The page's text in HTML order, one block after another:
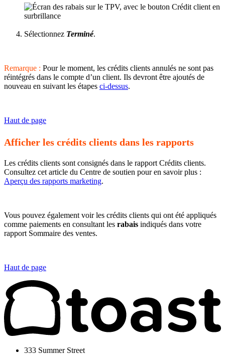
Sélectionnez Terminé.
Remarque : Pour le moment, les crédits clients annulés ne sont pas
réintégrés dans le compte d’un client. Ils devront être ajoutés de
nouveau en suivant les étapes ci-dessus.
Haut de page
Afficher les crédits clients dans les rapports
Les crédits clients sont consignés dans le rapport Crédits clients.
Consultez cet article du Centre de soutien pour en savoir plus :
Aperçu des rapports marketing.
Vous pouvez également voir les crédits clients qui ont été appliqués
comme paiements en consultant les rabais indiqués dans votre
rapport Sommaire des ventes.
Haut de page
333 Summer Street